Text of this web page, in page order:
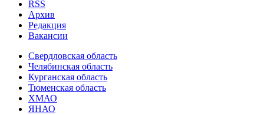
RSS
Архив
Редакция
Вакансии
Свердловская область
Челябинская область
Курганская область
Тюменская область
ХМАО
ЯНАО